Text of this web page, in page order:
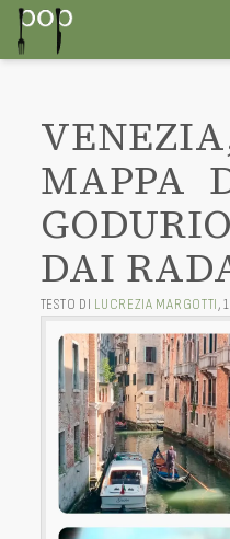
MAPPA
DAI
TESTO DI LUCREZIA MARGOTTI,